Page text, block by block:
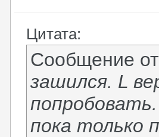
Цитата:
Сообщение
зашился. L
попробовать.
пока только